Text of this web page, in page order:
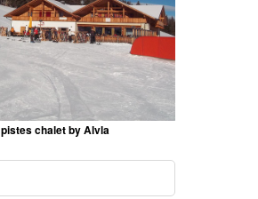
pistes chalet by Alvla